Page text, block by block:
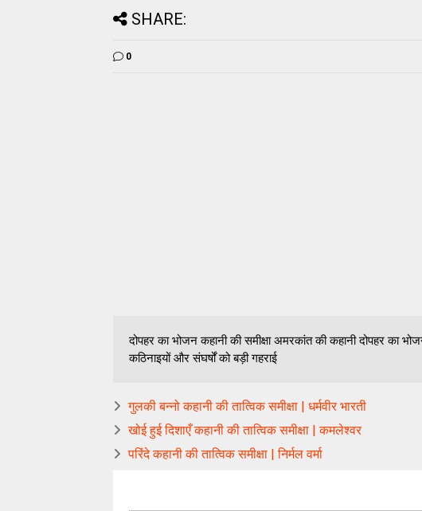
SHARE:
0
दोपहर का भोजन कहानी की समीक्षा अमरकांत की कहानी दोपहर का
कठिनाइयों और संघर्षों को बड़ी गहराई
गुलकी बन्नो कहानी की तात्विक समीक्षा | धर्मवीर भारती
खोई हुई दिशाएँ कहानी की तात्विक समीक्षा | कमलेश्वर
परिंदे कहानी की तात्विक समीक्षा | निर्मल वर्मा